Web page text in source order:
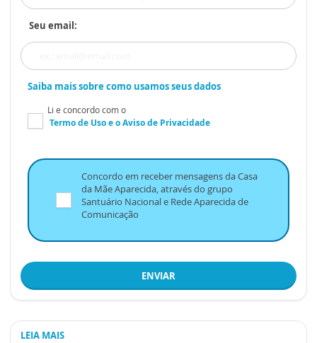
Seu email:
Saiba mais sobre como usamos seus dados
Li e concordo com o
Termo de Usoe oAviso de Privacidade
Concordo em receber mensagens da Casa
da Mãe Aparecida, através do grupo
Santuário Nacional e Rede Aparecida de
Comunicação
ENVIAR
LEIA MAIS